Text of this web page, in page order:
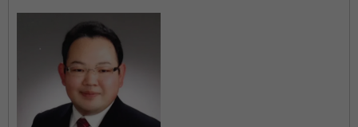
面談の感想
初めての相談だったので難しいことはよくわかりませんが、内容につい
て丁寧に教えていただいたと思いました。
契約後の感想
こちらの状況などを配慮していただき、スムーズにお話を進めていただ
けたと思います。